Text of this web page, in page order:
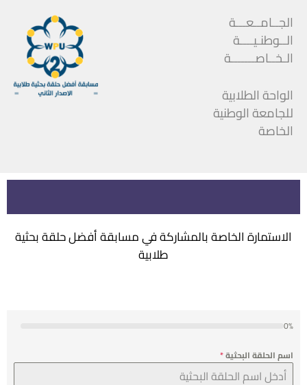
الجــامــعـــة
الــوطنـيــــة
الـخــاصـــــــة
الواحة الطلابية
للجامعة الوطنية
الخاصة
الاستمارة الخاصة بالمشاركة في مسابقة أفضل حلقة بحثية
طلابية
0%
اسم الحلقة البحثية*